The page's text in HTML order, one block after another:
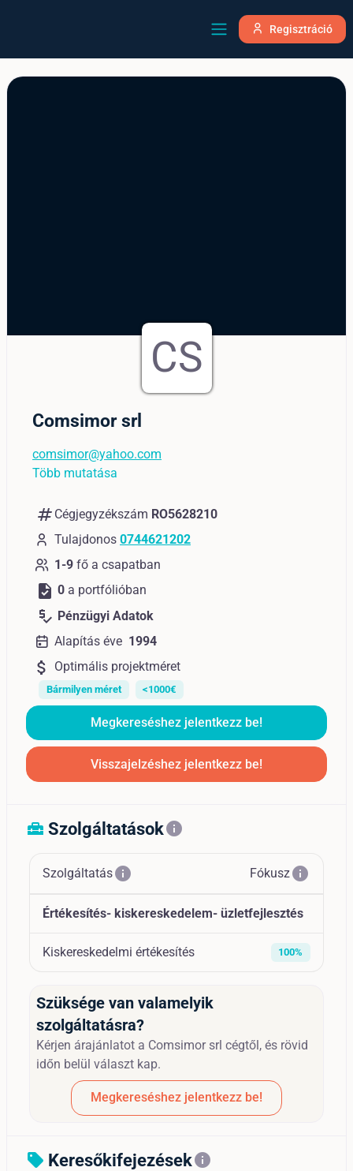
Regisztráció
CS
Comsimor srl
comsimor@yahoo.com
Több mutatása
numbers Cégjegyzékszám RO5628210
Tulajdonos 0744621202
1-9 fő a csapatban
task 0 a portfólióban
price_check Pénzügyi Adatok
Alapítás éve 1994
attach_money Optimális projektméret
Bármilyen méret <1000€
Megkereséshez jelentkezz be!
Visszajelzéshez jelentkezz be!
home_repair_service Szolgáltatásokinfo
Szolgáltatásinfo Fókuszinfo
Értékesítés- kiskereskedelem- üzletfejlesztés
Kiskereskedelmi értékesítés 100%
Szüksége van valamelyik
szolgáltatásra?
Kérjen árajánlatot a Comsimor srl cégtől, és rövid
időn belül választ kap.
Megkereséshez jelentkezz be!
sell Keresőkifejezésekinfo